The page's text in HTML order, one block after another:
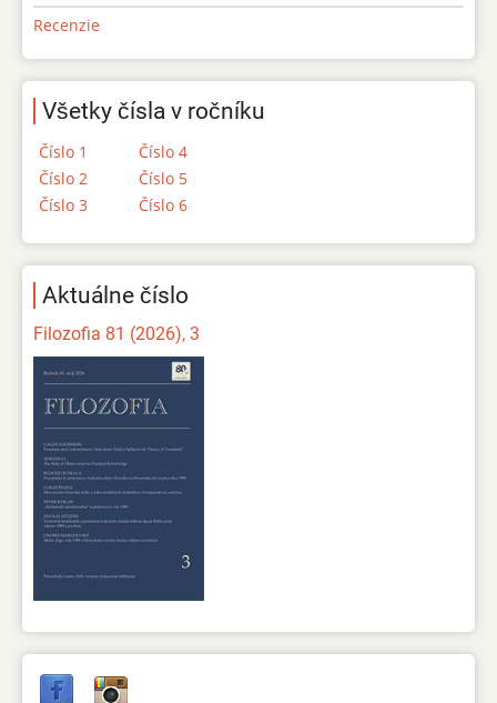
Recenzie
Všetky čísla v ročníku
Číslo 1
Číslo 2
Číslo 3
Číslo 4
Číslo 5
Číslo 6
Aktuálne číslo
Filozofia 81 (2026), 3